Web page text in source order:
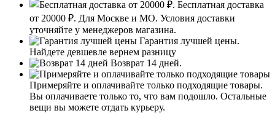
Бесплатная доставка
от 20000 ₽. Для Москве и МО. Условия доставки
уточняйте у менеджеров магазина.
Гарантия лучшей цены.
Найдете девшевле вернем разницу
Возврат 14 дней.
Примеряйте и оплачивайте только подходящие товары.
Вы оплачиваете только то, что вам подошло. Остальные
вещи вы можете отдать курьеру.